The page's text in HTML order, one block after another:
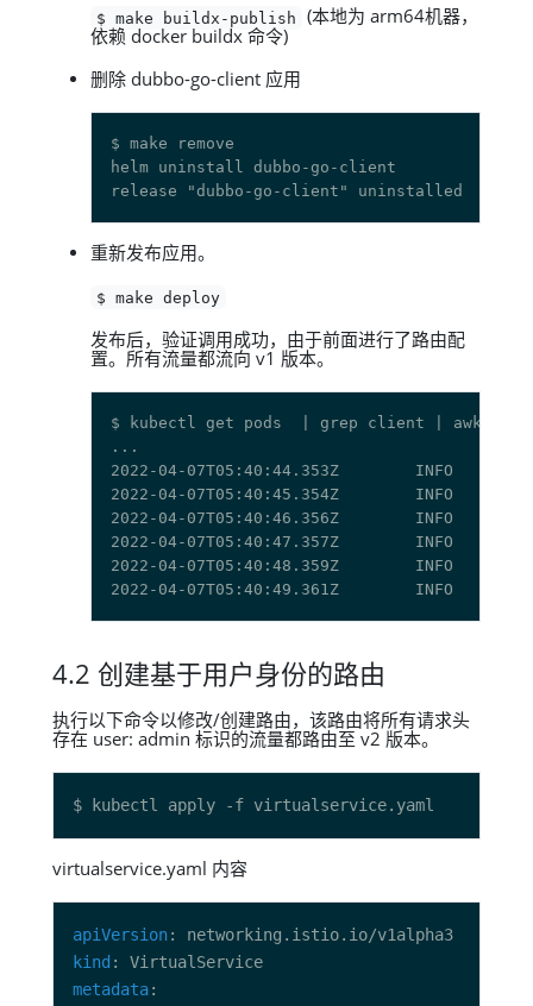
$ make buildx-publish
(本地为 arm64机器，
依赖 docker buildx 命令)
删除 dubbo-go-client 应用
重新发布应用。
$ make deploy
发布后，验证调用成功，由于前面进行了路由配
置。所有流量都流向 v1 版本。
$ kubectl get pods  | grep client | awk
2022-04-07T05:40:44.353Z        INFO
2022-04-07T05:40:45.354Z        INFO
2022-04-07T05:40:46.356Z        INFO
2022-04-07T05:40:47.357Z        INFO
2022-04-07T05:40:48.359Z        INFO
2022-04-07T05:40:49.361Z        INFO
4.2 创建基于用户身份的路由
执行以下命令以修改/创建路由，该路由将所有请求头
存在 user: admin 标识的流量都路由至 v2 版本。
virtualservice.yaml 内容
apiVersion
kind
metadata